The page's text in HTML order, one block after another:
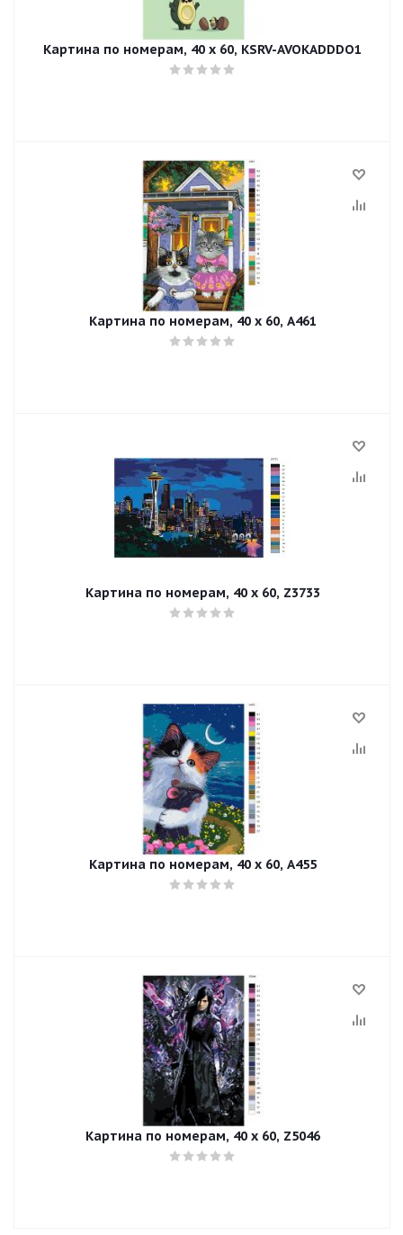
Картина по номерам, 40 x 60, KSRV-AVOKADDDO1
Картина по номерам, 40 x 60, A461
Картина по номерам, 40 x 60, Z3733
Картина по номерам, 40 x 60, A455
Картина по номерам, 40 x 60, Z5046